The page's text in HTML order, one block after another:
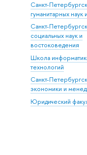
Санкт-
гуманитарных наук
Санкт-
социальных наук и
востоковедения
Школа
технологий
Санкт-
экономики и
Юридический